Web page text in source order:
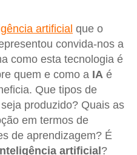
artificial que o
convida-nos a
como esta tecnologia é
quem e como a IA é
Que tipos de
produzido? Quais as
em termos de
de aprendizagem? É
artificial ?